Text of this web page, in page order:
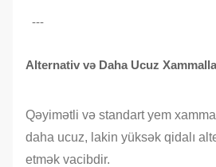
---
Alternativ və Daha Ucuz
Qəyimətli və standart yem
daha ucuz, lakin yüksək qidalı
etmək vacibdir.